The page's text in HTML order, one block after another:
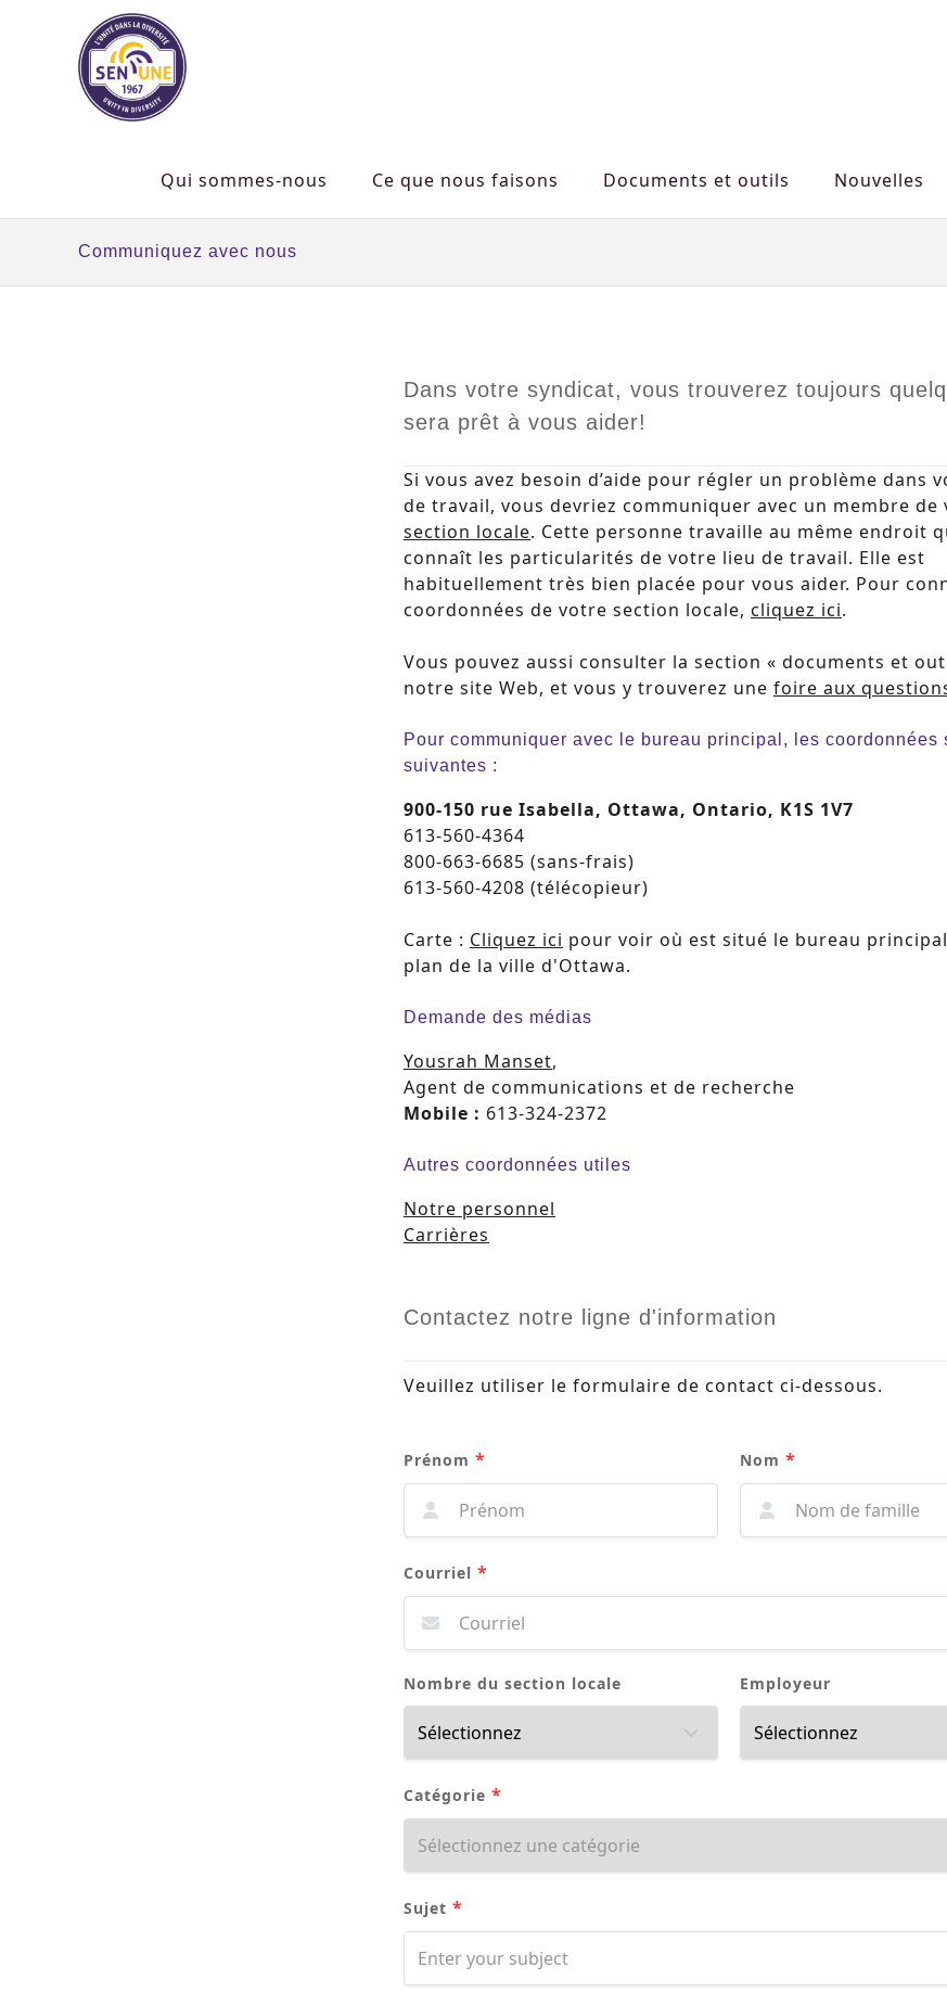
Qui sommes-nous Ce que nous faisons Documents et outils Nouvelles
Communiquez avec nous
Dans votre syndicat, vous trouverez toujours
sera prêt à vous aider!
Si vous avez besoin d’aide pour régler un problème dans
de travail, vous devriez communiquer avec un membre de
section locale. Cette personne travaille au même endroit
connaît les particularités de votre lieu de travail. Elle est
habituellement très bien placée pour vous aider. Pour
coordonnées de votre section locale, cliquez ici.
Vous pouvez aussi consulter la section « documents et
notre site Web, et vous y trouverez une foire aux
Pour communiquer avec le bureau principal, les coordonnées
suivantes :
900-150 rue Isabella, Ottawa, Ontario, K1S 1V7
613-560-4364
800-663-6685 (sans-frais)
613-560-4208 (télécopieur)
Carte : Cliquez ici pour voir où est situé le bureau
plan de la ville d'Ottawa.
Demande des médias
Yousrah Manset,
Agent de communications et de recherche
Mobile : 613-324-2372
Autres coordonnées utiles
Notre personnel
Carrières
Contactez notre ligne d'information
Veuillez utiliser le formulaire de contact ci-dessous.
Prénom * Nom *
Courriel *
Nombre du section locale Employeur
Catégorie *
Sujet *